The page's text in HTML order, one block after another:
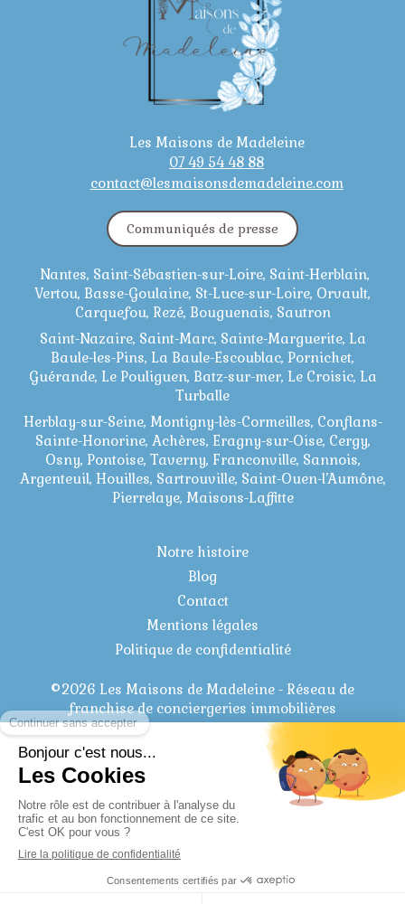
Les Maisons de Madeleine
07 49 54 48 88
contact@lesmaisonsdemadeleine.com
Communiqués de presse
Nantes, Saint-Sébastien-sur-Loire, Saint-Herblain,
Vertou, Basse-Goulaine, St-Luce-sur-Loire, Orvault,
Carquefou, Rezé, Bouguenais, Sautron
Saint-Nazaire, Saint-Marc, Sainte-Marguerite, La
Baule-les-Pins, La Baule-Escoublac, Pornichet,
Guérande, Le Pouliguen, Batz-sur-mer, Le Croisic, La
Turballe
Herblay-sur-Seine, Montigny-lès-Cormeilles, Conflans-
Sainte-Honorine, Achères, Eragny-sur-Oise, Cergy,
Osny, Pontoise, Taverny, Franconville, Sannois,
Argenteuil, Houilles, Sartrouville, Saint-Ouen-l’Aumône,
Pierrelaye, Maisons-Laffitte
Notre histoire
Blog
Contact
Mentions légales
Politique de confidentialité
©2026 Les Maisons de Madeleine - Réseau de
franchise de conciergeries immobilières